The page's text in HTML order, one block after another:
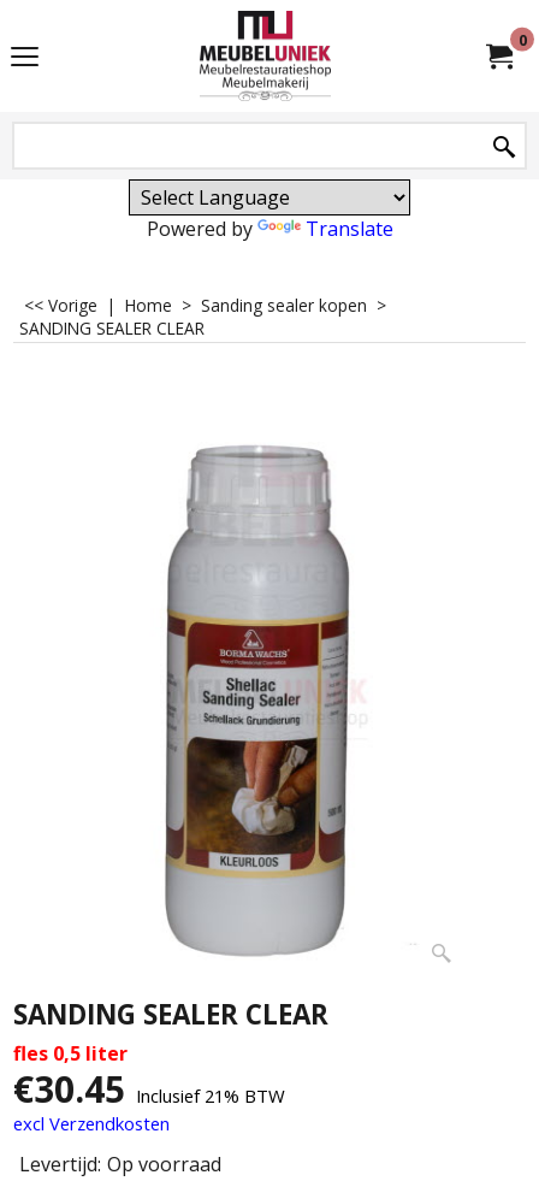
0
Powered by Translate
<< Vorige | Home > Sanding sealer kopen >
SANDING SEALER CLEAR
SANDING SEALER CLEAR
fles 0,5 liter
€30.45 Inclusief 21% BTW
excl Verzendkosten
Levertijd: Op voorraad